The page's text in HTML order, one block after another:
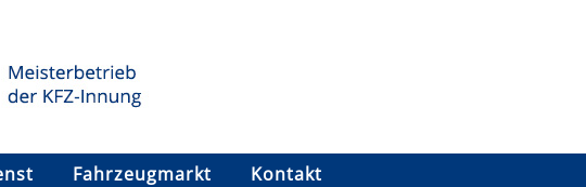
Fahrzeugmarkt Kontakt